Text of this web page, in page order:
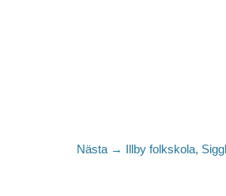
Nästa → Nästa
Illby folkskola,